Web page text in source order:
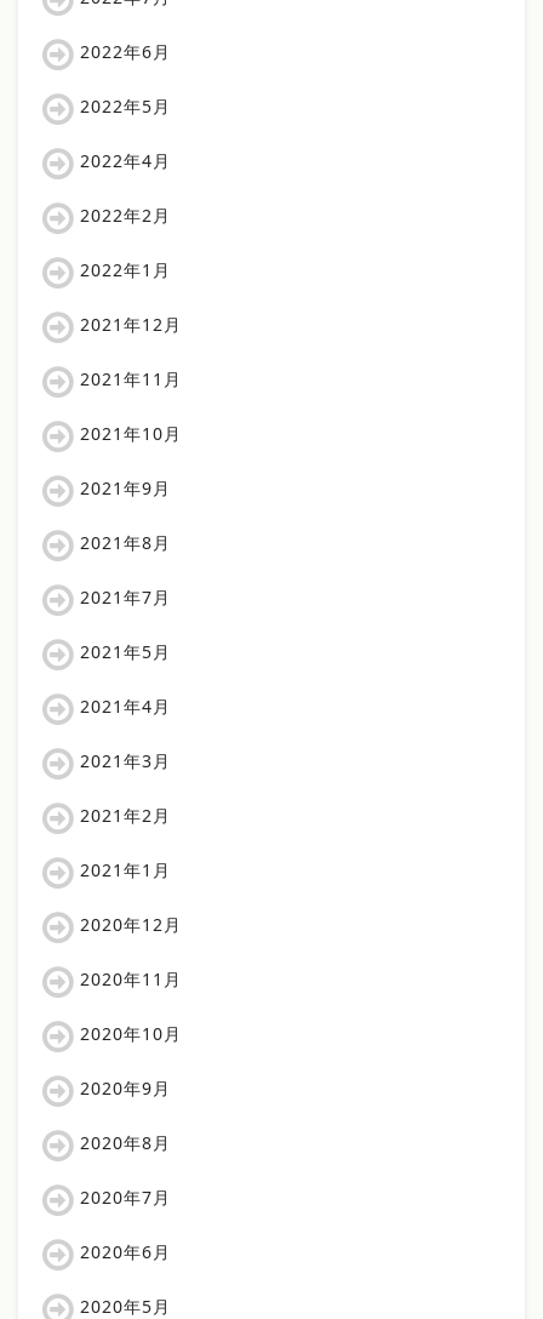
2022年6月
2022年5月
2022年4月
2022年2月
2022年1月
2021年12月
2021年11月
2021年10月
2021年9月
2021年8月
2021年7月
2021年5月
2021年4月
2021年3月
2021年2月
2021年1月
2020年12月
2020年11月
2020年10月
2020年9月
2020年8月
2020年7月
2020年6月
2020年5月